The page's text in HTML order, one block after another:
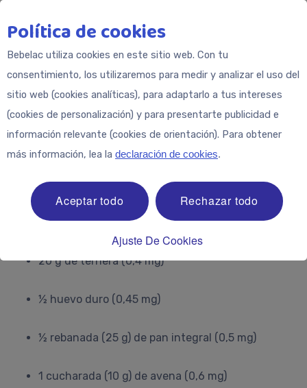
obtener la cantidad recomendada de hierro que
necesita cada día. A continuación se muestran
algunos ejemplos de alimentos ricos en hierro que te
facilitarán la creación de comidas equilibradas para tu
hijo.
1 cucharada (15 g) de lentejas cocidas (0,3 mg)
1 cucharada (10 g) de espinaca cocida (0,3 mg)
20 g de ternera (0,4 mg)
½ huevo duro (0,45 mg)
½ rebanada (25 g) de pan integral (0,5 mg)
1 cucharada (10 g) de avena (0,6 mg)
Política de cookies
Bebelac utiliza cookies en este sitio web. Con tu
consentimiento, los utilizaremos para medir y analizar el uso del
sitio web (cookies analíticas), para adaptarlo a tus intereses
(cookies de personalización) y para presentarte publicidad e
información relevante (cookies de orientación). Para obtener
más información, lea la declaración de cookies.
Aceptar todo Rechazar todo
Ajuste De Cookies